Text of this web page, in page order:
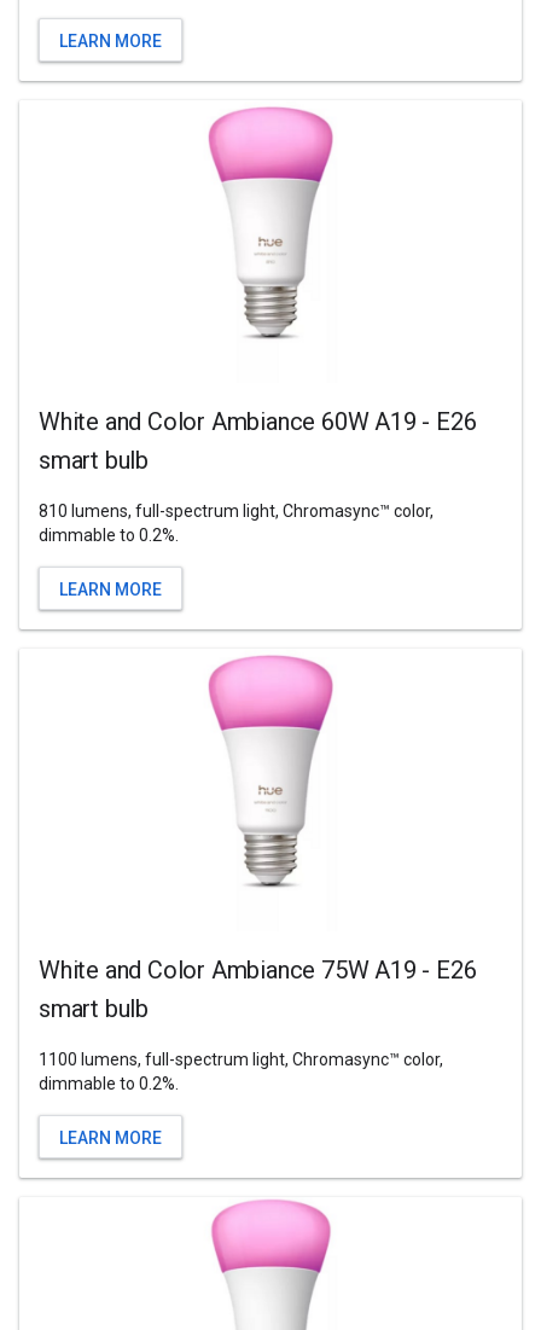
LEARN MORE
White and Color Ambiance 60W A19 - E26
smart bulb
810 lumens, full-spectrum light, Chromasync™ color,
dimmable to 0.2%.
LEARN MORE
White and Color Ambiance 75W A19 - E26
smart bulb
1100 lumens, full-spectrum light, Chromasync™ color,
dimmable to 0.2%.
LEARN MORE